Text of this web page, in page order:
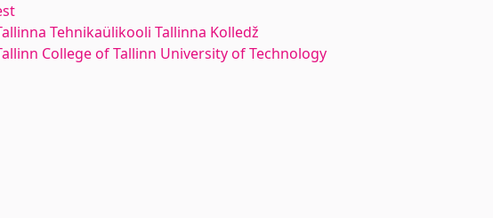
Tehnikaülikooli Tallinna Kolledž
College of Tallinn University of Technology